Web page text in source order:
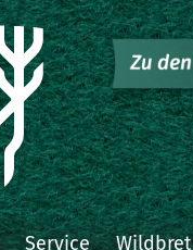
Service Wildbret